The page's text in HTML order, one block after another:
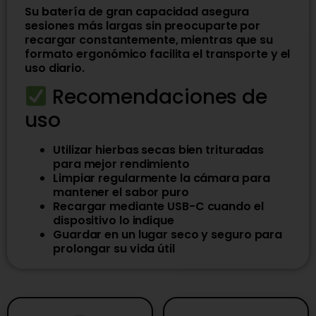
Su batería de gran capacidad asegura
sesiones más largas sin preocuparte por
recargar constantemente, mientras que su
formato ergonómico facilita el transporte y el
uso diario.
Recomendaciones de
uso
Utilizar hierbas secas bien trituradas
para mejor rendimiento
Limpiar regularmente la cámara para
mantener el sabor puro
Recargar mediante USB-C cuando el
dispositivo lo indique
Guardar en un lugar seco y seguro para
prolongar su vida útil